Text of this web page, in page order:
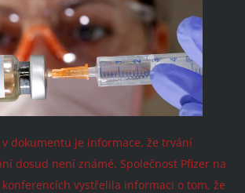
v dokumentu je informace, že trvání
dosud není známé. Společnost Pfizer na
vystřelila informaci o tom, že